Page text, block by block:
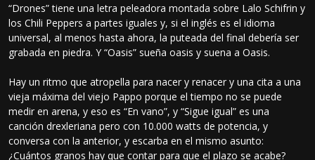
“Drones” tiene una letra peleadora montada sobre Lalo Schifrin y
los Chili Peppers a partes iguales y, si el inglés es el idioma
universal, al menos hasta ahora, la puteada del final debería ser
grabada en piedra. Y “Oasis” sueña oasis y suena a Oasis.
Hay un ritmo que atropella para nacer y renacer y una cita a una
vieja máxima del viejo Pappo porque el tiempo no se puede
medir en arena, y eso es “En vano”, y “Sigue igual” es una
canción drexleriana pero con 10.000 watts de potencia, y
conversa con la anterior, y escarba en el mismo asunto:
¿Cuántos granos hay que contar para que el plazo se acabe?